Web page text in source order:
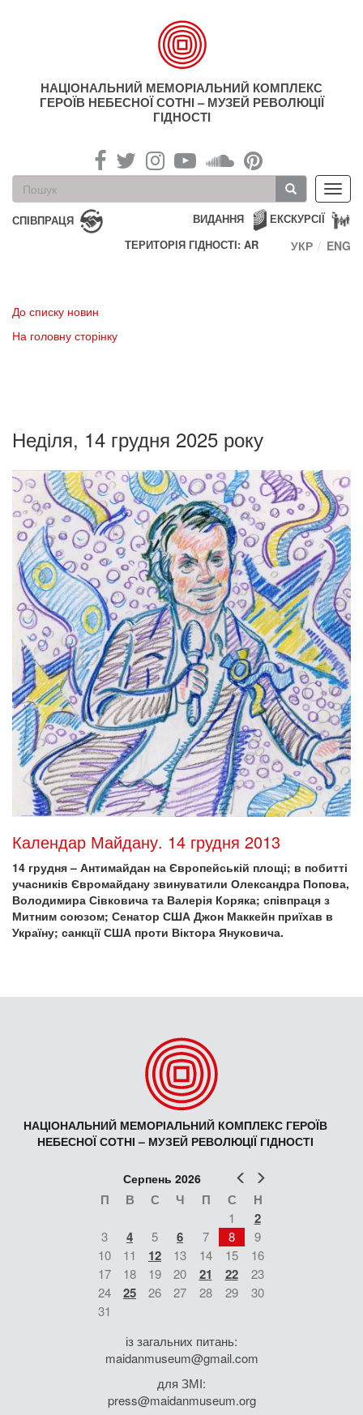
НАЦІОНАЛЬНИЙ МЕМОРІАЛЬНИЙ КОМПЛЕКС
ГЕРОЇВ НЕБЕСНОЇ СОТНІ – МУЗЕЙ РЕВОЛЮЦІЇ
ГІДНОСТІ
Пошукова
форма
Пошук
СПІВПРАЦЯ ЕКСКУРСІЇ
ВИДАННЯ
ТЕРИТОРІЯ ГІДНОСТІ: AR
УКР ENG
До списку новин
На головну сторінку
Неділя, 14 грудня 2025 року
Календар Майдану. 14 грудня 2013
14 грудня – Антимайдан на Європейській площі; в побитті
учасників Євромайдану звинуватили Олександра Попова,
Володимира Сівковича та Валерія Коряка; співпраця з
Митним союзом; Сенатор США Джон Маккейн приїхав в
Україну; санкції США проти Віктора Януковича.
НАЦІОНАЛЬНИЙ МЕМОРІАЛЬНИЙ КОМПЛЕКС ГЕРОЇВ
НЕБЕСНОЇ СОТНІ – МУЗЕЙ РЕВОЛЮЦІЇ ГІДНОСТІ
Попер
Серпень 2026
П В С Ч П С Н
1 2
3 4 5 6 7 8
9
10
11 12 13 14 15
16
17
18 19 20 21 22
23
24
25 26 27 28 29
30
31
із загальних питань:
maidanmuseum@gmail.com
для ЗМІ:
press@maidanmuseum.org